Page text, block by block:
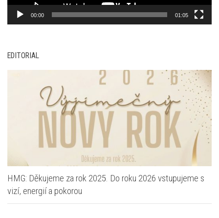
00:00 01:05
EDITORIAL
HMG: Děkujeme za rok 2025. Do roku 2026 vstupujeme s
vizí, energií a pokorou